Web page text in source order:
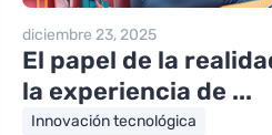
diciembre 23, 2025
El papel de la
la experiencia de ...
Innovación tecnológica